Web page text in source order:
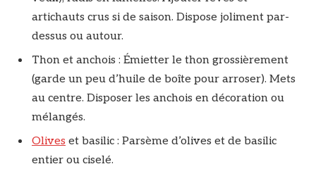
artichauts crus si de saison. Dispose joliment par-
dessus ou autour.
Thon et anchois : Émietter le thon grossièrement
(garde un peu d’huile de boîte pour arroser). Mets
au centre. Disposer les anchois en décoration ou
mélangés.
Olives et basilic : Parsème d’olives et de basilic
entier ou ciselé.